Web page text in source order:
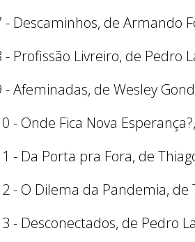
- Descaminhos, de Armando
- Profissão Livreiro, de Pedro
- Afeminadas, de Wesley
- Onde Fica Nova
- Da Porta pra Fora, de
- O Dilema da Pandemia, de
- Desconectados, de Pedro